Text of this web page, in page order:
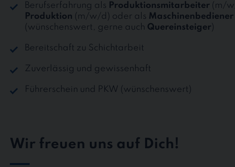
Berufserfahrung als Produktionsmitarbeiter (m/
Produktion (m/w/d) oder als Maschinenbediener
(wünschenswert, gerne auch Quereinsteiger)
Bereitschaft zu Schichtarbeit
Zuverlässig und gewissenhaft
Führerschein und PKW (wünschenswert)
Wir freuen uns auf Dich!